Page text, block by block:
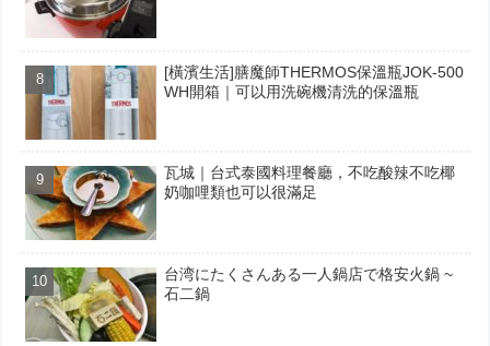
[橫濱生活]膳魔師THERMOS保溫瓶JOK-500
WH開箱｜可以用洗碗機清洗的保溫瓶
瓦城｜台式泰國料理餐廳，不吃酸辣不吃椰
奶咖哩類也可以很滿足
台湾にたくさんある一人鍋店で格安火鍋 ~
石二鍋